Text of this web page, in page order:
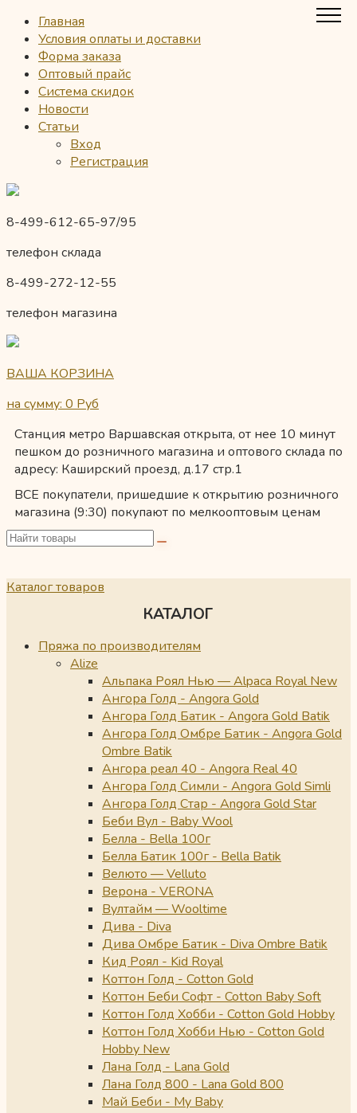
Главная
Условия оплаты и доставки
Форма заказа
Оптовый прайс
Система скидок
Новости
Статьи
Вход
Регистрация
8-499-612-65-97/95
телефон склада
8-499-272-12-55
телефон магазина
ВАША КОРЗИНА
на сумму: 0 Руб
Станция метро Варшавская открыта, от нее 10 минут
пешком до розничного магазина и оптового склада по
адресу: Каширский проезд, д.17 стр.1
ВСЕ покупатели, пришедшие к открытию розничного
магазина (9:30) покупают по мелкооптовым ценам
Каталог товаров
КАТАЛОГ
Пряжа по производителям
Alize
Альпака Роял Нью — Alpaca Royal New
Ангора Голд - Angora Gold
Ангора Голд Батик - Angora Gold Batik
Ангора Голд Омбре Батик - Angora Gold
Ombre Batik
Ангора реал 40 - Angora Real 40
Ангора Голд Симли - Angora Gold Simli
Ангора Голд Стар - Angora Gold Star
Беби Вул - Baby Wool
Белла - Bella 100г
Белла Батик 100г - Bella Batik
Велюто — Velluto
Верона - VERONA
Вултайм — Wooltime
Дива - Diva
Дива Омбре Батик - Diva Ombre Batik
Кид Роял - Kid Royal
Коттон Голд - Cotton Gold
Коттон Беби Софт - Cotton Baby Soft
Коттон Голд Хобби - Cotton Gold Hobby
Коттон Голд Хобби Нью - Cotton Gold
Hobby New
Лана Голд - Lana Gold
Лана Голд 800 - Lana Gold 800
Май Беби - My Baby